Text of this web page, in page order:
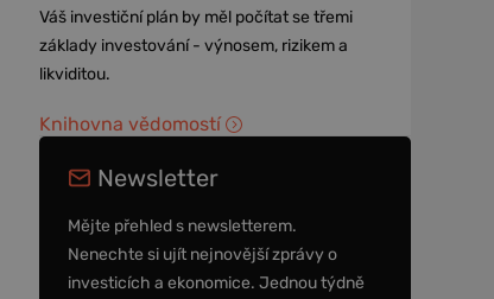
Váš investiční plán by měl počítat se třemi
základy investování - výnosem, rizikem a
likviditou.
Knihovna vědomostí
Newsletter
Mějte přehled s newsletterem.
Nenechte si ujít nejnovější zprávy o
investicích a ekonomice. Jednou týdně